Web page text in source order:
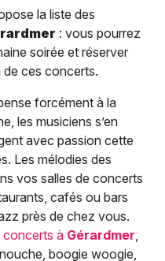
la liste des
: vous pourrez
soirée et réserver
de ces concerts.
forcément à la
les musiciens s’en
avec passion cette
Les mélodies des
vos salles de concerts
cafés ou bars
près de chez vous.
concerts à Gérardmer,
boogie woogie,